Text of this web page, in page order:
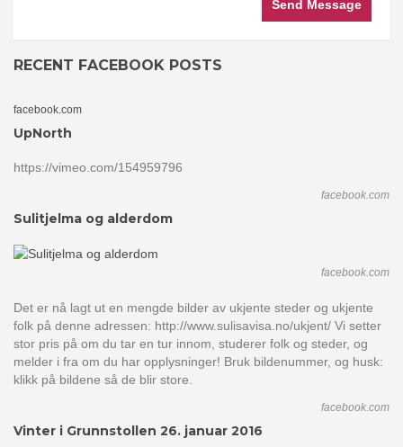
Send Message
RECENT FACEBOOK POSTS
facebook.com
UpNorth
https://vimeo.com/154959796
facebook.com
Sulitjelma og alderdom
facebook.com
Det er nå lagt ut en mengde bilder av ukjente steder og ukjente
folk på denne adressen: http://www.sulisavisa.no/ukjent/ Vi setter
stor pris på om du tar en tur innom, studerer folk og steder, og
melder i fra om du har opplysninger! Bruk bildenummer, og husk:
klikk på bildene så de blir store.
facebook.com
Vinter i Grunnstollen 26. januar 2016